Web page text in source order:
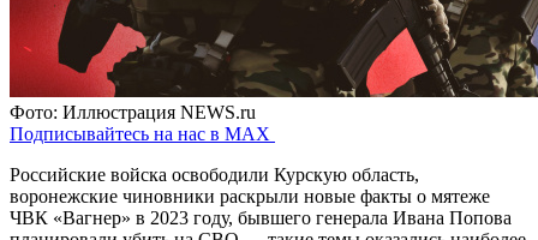
Фото: Иллюстрация NEWS.ru
Подписывайтесь на нас в MAX
Российские войска освободили Курскую область,
воронежские чиновники раскрыли новые факты о мятеже
ЧВК «Вагнер» в 2023 году, бывшего генерала Ивана Попова